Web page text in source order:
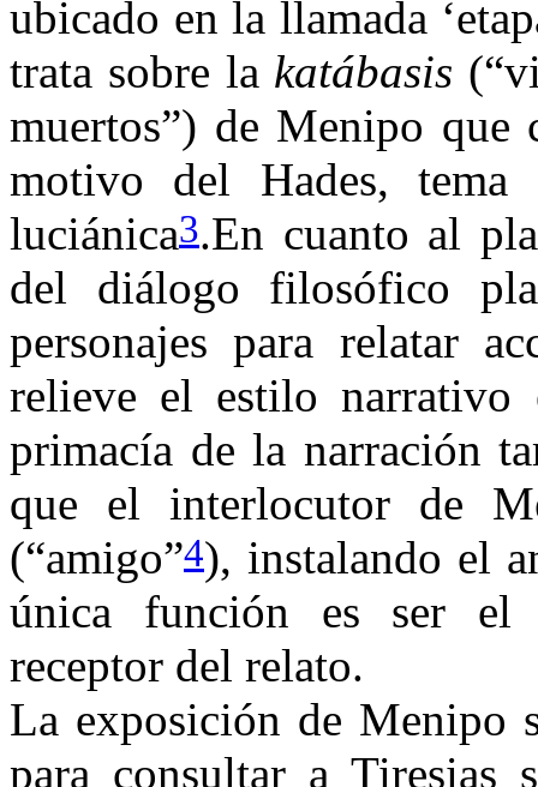
ubicado en la llamada
trata sobre la katábasis
muertos”) de Menipo
motivo del Hades, tema
luciánica3.En cuanto al
del diálogo filosófico
personajes para relatar
relieve el estilo narrativo
primacía de la narración
que el interlocutor de
(“amigo”4), instalando el
única función es ser el
receptor del relato.
La exposición de Menipo
para consultar a Tiresias